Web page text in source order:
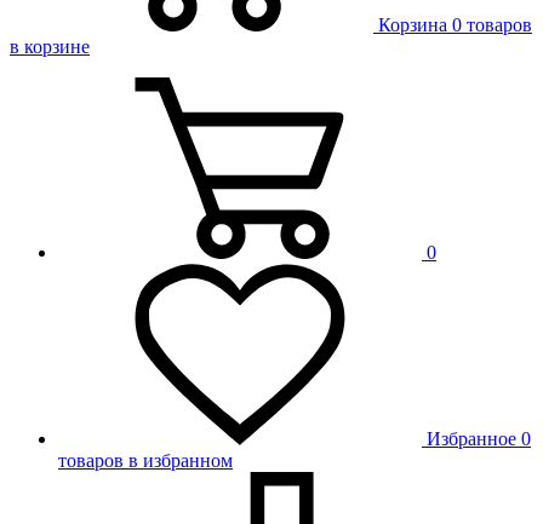
Корзина 0 товаров
в корзине
0
Избранное 0
товаров в избранном